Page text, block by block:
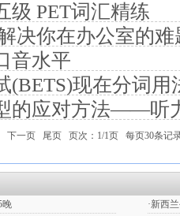
级 PET词汇精练
决你在办公室的难
音水平
(BETS)现在分词用
的应对方法——听
下一页 尾页 页次： 1/1页 每页30条记
晚 ·新西